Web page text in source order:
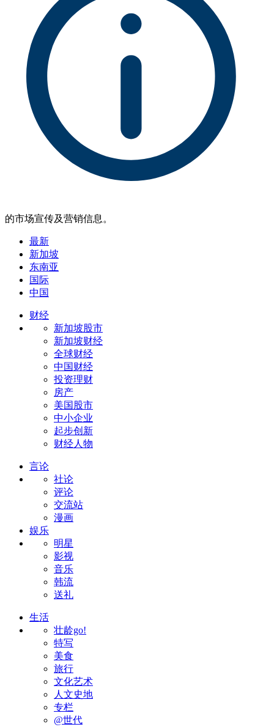
的市场宣传及营销信息。
最新
新加坡
东南亚
国际
中国
财经
新加坡股市
新加坡财经
全球财经
中国财经
投资理财
房产
美国股市
中小企业
起步创新
财经人物
言论
社论
评论
交流站
漫画
娱乐
明星
影视
音乐
韩流
送礼
生活
壮龄go!
特写
美食
旅行
文化艺术
人文史地
专栏
@世代